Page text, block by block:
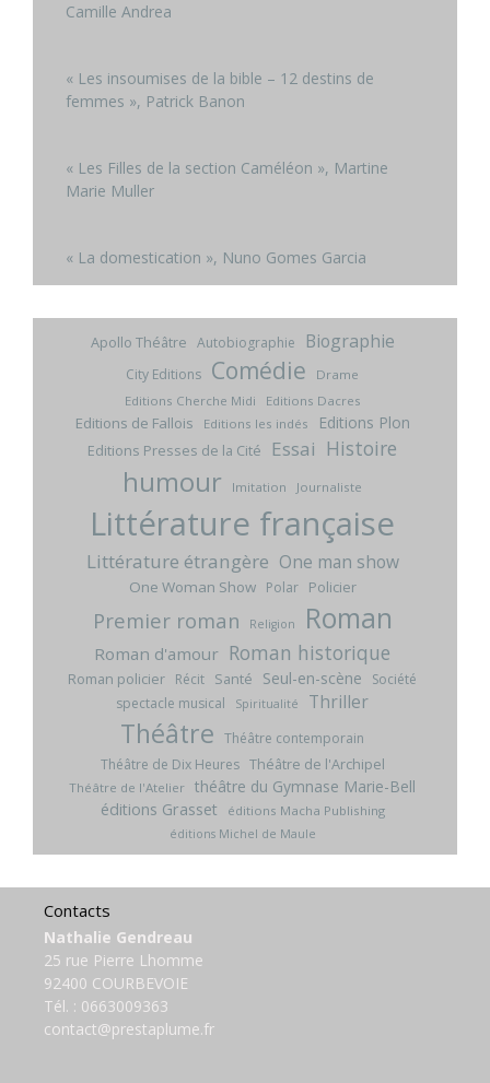
Camille Andrea
« Les insoumises de la bible – 12 destins de
femmes », Patrick Banon
« Les Filles de la section Caméléon », Martine
Marie Muller
« La domestication », Nuno Gomes Garcia
Apollo Théâtre Autobiographie Biographie
City Editions Comédie
Drame
Editions Cherche Midi
Editions Dacres
Editions de Fallois Editions les indés Editions Plon
Editions Presses de la Cité Essai Histoire
humour Imitation Journaliste
Littérature française
Littérature étrangère One man show
One Woman Show Polar Policier
Premier roman Religion Roman
Roman d'amour Roman historique
Roman policier Récit Santé Seul-en-scène
Société
spectacle musical
Spiritualité Thriller
Théâtre Théâtre contemporain
Théâtre de Dix Heures Théâtre de l'Archipel
Théâtre de l'Atelier théâtre du Gymnase Marie-Bell
éditions Grasset
éditions Macha Publishing
éditions Michel de Maule
Contacts
Nathalie Gendreau
25 rue Pierre Lhomme
92400 COURBEVOIE
Tél. : 0663009363
contact@prestaplume.fr